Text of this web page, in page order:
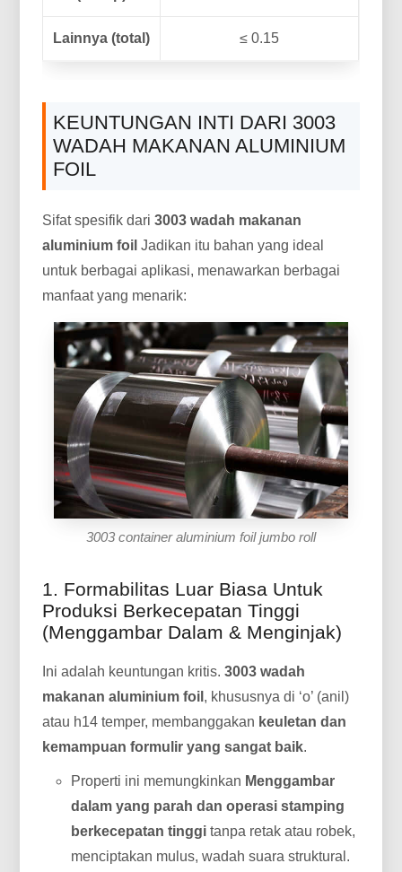
Lainnya (total) ≤ 0.15
KEUNTUNGAN INTI DARI 3003
WADAH MAKANAN ALUMINIUM
FOIL
Sifat spesifik dari3003 wadah makanan
aluminium foil Jadikan itu bahan yang ideal
untuk berbagai aplikasi, menawarkan berbagai
manfaat yang menarik:
3003 container aluminium foil jumbo roll
1. Formabilitas Luar Biasa Untuk
Produksi Berkecepatan Tinggi
(Menggambar Dalam & Menginjak)
Ini adalah keuntungan kritis.3003 wadah
makanan aluminium foil , khususnya di ‘o’ (anil)
atau h14 temper, membanggakan keuletan dan
kemampuan formulir yang sangat baik.
Properti ini memungkinkan Menggambar
dalam yang parah dan operasi stamping
berkecepatan tinggi tanpa retak atau robek,
menciptakan mulus, wadah suara struktural.